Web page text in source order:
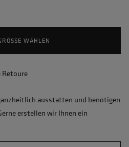
WÄHLEN
Retoure
ausstatten und benötigen
erstellen wir Ihnen ein